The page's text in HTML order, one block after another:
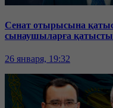
Сенат отырысына
сынаушыларға қатысты
26 января, 19:32